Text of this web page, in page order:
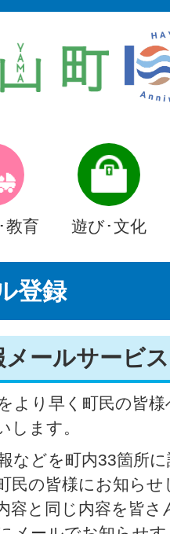
教育 遊び･文化
登録
メールサービ
より早く町民の皆
します。
などを町内33箇所
民の皆様にお知ら
容と同じ内容を皆さ